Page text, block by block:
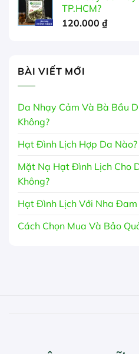
TP.HCM?
120.000 ₫
BÀI VIẾT MỚI
Da Nhạy Cảm Và Bà Bầu
Không?
Hạt Đình Lịch Hợp Da
Mặt Nạ Hạt Đình Lịch Cho
Không?
Hạt Đình Lịch Với Nha Đam
Cách Chọn Mua Và Bảo